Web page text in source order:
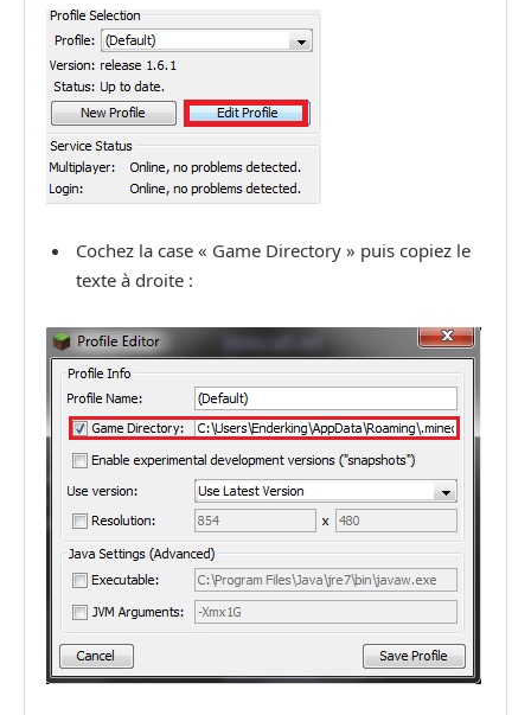
Cochez la case « Game Directory » puis copiez le
texte à droite :